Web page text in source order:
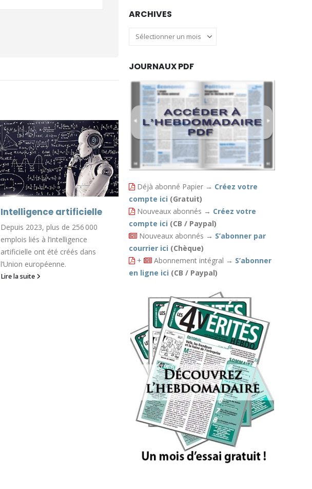
Intelligence artificielle
Depuis 2023, plus de 256 000
emplois liés à l’intelligence
artificielle ont été créés dans
l’Union européenne.
Lire la suite
03
Août
Sécurité
53 % des Français déclarent ne pas
pouvoir sortir en sécurité le soir
dans leur ville.
Lire la suite
ARCHIVES
Archives
JOURNAUX PDF
Déjà abonné Papier → Créez votre
compte ici (Gratuit)
Nouveaux abonnés → Créez votre
compte ici (CB / Paypal)
Nouveaux abonnés → S’abonner par
courrier ici (Chèque)
+
Abonnement intégral → S’abonner
en ligne ici (CB / Paypal)